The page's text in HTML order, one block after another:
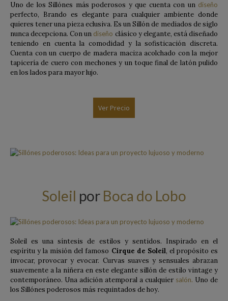
Uno de los Sillónes más poderosos y que cuenta con un diseño
perfecto, Brando es elegante para cualquier ambiente donde
quieres tener una pieza eclusiva. Es un Sillón de mediados de siglo
nunca decepciona. Con un diseño clásico y elegante, está diseñado
teniendo en cuenta la comodidad y la sofisticación discreta.
Cuenta con un cuerpo de madera maciza acolchado con la mejor
tapicería de cuero con mechones y un toque final de latón pulido
en los lados para mayor lujo.
Ver Precio
Soleil por Boca do Lobo
Soleil es una síntesis de estilos y sentidos. Inspirado en el
espíritu y la misión del famoso Cirque de Soleil, el propósito es
invocar, provocar y evocar. Curvas suaves y sensuales abrazan
suavemente a la niñera en este elegante sillón de estilo vintage y
contemporáneo. Una adición atemporal a cualquier salón. Uno de
los Sillónes poderosos más requintados de hoy.